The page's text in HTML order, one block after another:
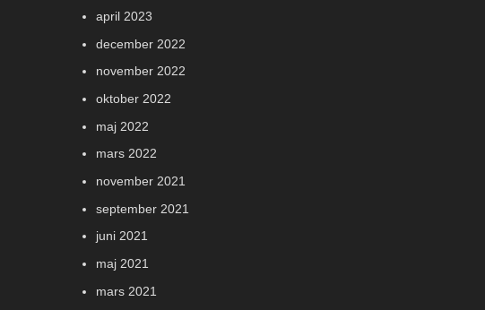
april 2023
december 2022
november 2022
oktober 2022
maj 2022
mars 2022
november 2021
september 2021
juni 2021
maj 2021
mars 2021